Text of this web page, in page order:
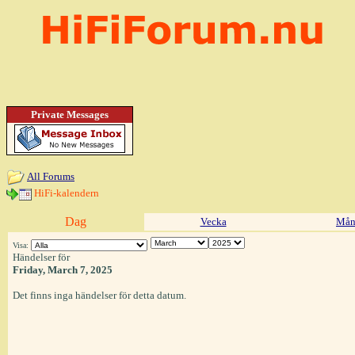
Private Messages
All Forums
HiFi-kalendern
Dag Vecka
Visa:
Händelser för
Friday, March 7, 2025
Det finns inga händelser för detta datum.